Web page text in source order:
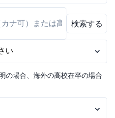
検索する
の場合、海外の高校在卒の場合